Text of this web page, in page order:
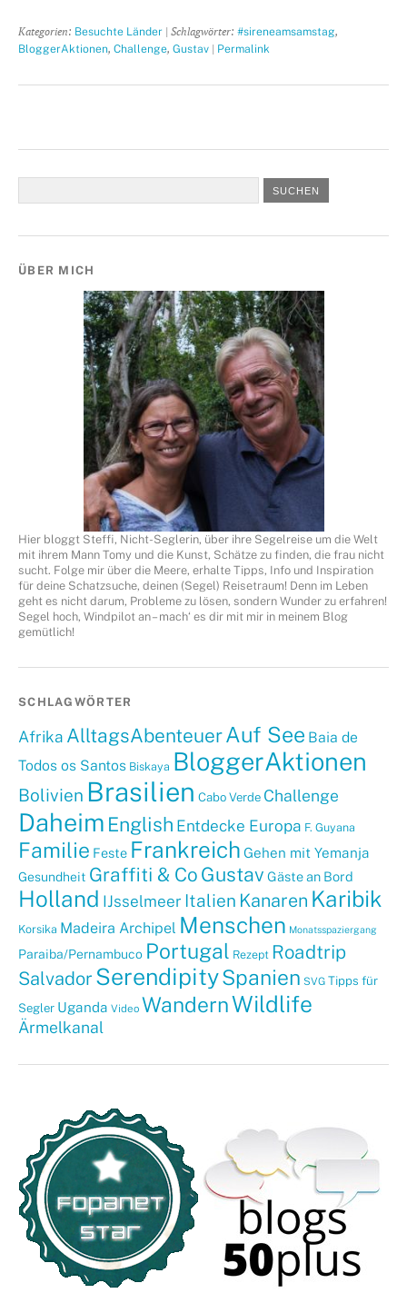
Kategorien: Besuchte Länder | Schlagwörter: #sireneamsamstag,
BloggerAktionen, Challenge, Gustav | Permalink
ÜBER MICH
Hier bloggt Steffi, Nicht-Seglerin, über ihre Segelreise um die Welt
mit ihrem Mann Tomy und die Kunst, Schätze zu finden, die frau nicht
sucht. Folge mir über die Meere, erhalte Tipps, Info und Inspiration
für deine Schatzsuche, deinen (Segel) Reisetraum! Denn im Leben
geht es nicht darum, Probleme zu lösen, sondern Wunder zu erfahren!
Segel hoch, Windpilot an – mach‘ es dir mit mir in meinem Blog
gemütlich!
SCHLAGWÖRTER
Afrika AlltagsAbenteuerAuf See Baia de
Todos os Santos Biskaya BloggerAktionen
Bolivien Brasilien Cabo Verde Challenge
Daheim English Entdecke Europa F. Guyana
Familie Feste Frankreich Gehen mit Yemanja
Gesundheit Graffiti & Co Gustav Gäste an Bord
Holland IJsselmeer Italien Kanaren Karibik
Korsika Madeira Archipel Menschen Monatsspaziergang
Paraiba/Pernambuco Portugal Rezept Roadtrip
Salvador SerendipitySpanien SVG Tipps für
Segler Uganda Video WandernWildlife
Ärmelkanal